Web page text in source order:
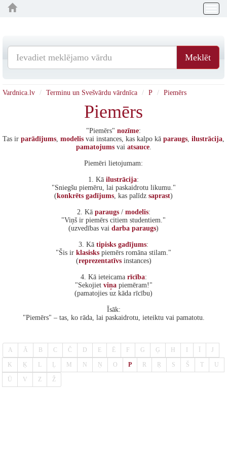
Meklēt
Vardnica.lv Terminu un Svešvārdu vārdnīca P Piemērs
Piemērs
"Piemērs" nozīme:
Tas ir parādījums, modelis vai instances, kas kalpo kā paraugs, ilustrācija,
pamatojumsvai atsauce.
Piemēri lietojumam:
1. Kā ilustrācija:
"Sniegšu piemēru, lai paskaidrotu likumu."
(konkrēts gadījums, kas palīdz saprast)
2. Kā paraugs/ modelis:
"Viņš ir piemērs citiem studentiem."
(uzvedības vai darba paraugs)
3. Kā tipisks gadījums:
"Šis ir klasisks piemērs romāna stilam."
(reprezentatīvsinstances)
4. Kā ieteicama rīcība:
"Sekojiet viņapiemēram!"
(pamatojies uz kāda rīcību)
Īsāk:
"Piemērs" – tas, ko rāda, lai paskaidrotu, ieteiktu vai pamatotu.
A Ā B C Č D E Ē F G Ģ H J
K Ķ L Ļ M N Ņ O P R Ŗ S Š T U
Ū V Z Ž